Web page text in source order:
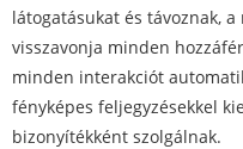
látogatásukat és távoznak,
visszavonja minden
minden interakciót
fényképes feljegyzésekkel
bizonyítékként szolgálnak.